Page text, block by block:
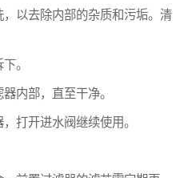
以去除内部的杂质和污垢。清
。
内部，直至干净。
打开进水阀继续使用。